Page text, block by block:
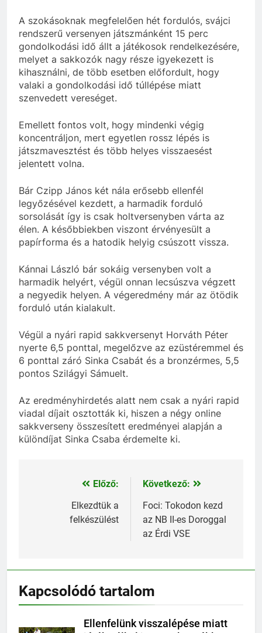
A szokásoknak megfelelően hét fordulós, svájci
rendszerű versenyen játszmánként 15 perc
gondolkodási idő állt a játékosok rendelkezésére,
melyet a sakkozók nagy része igyekezett is
kihasználni, de több esetben előfordult, hogy
valaki a gondolkodási idő túllépése miatt
szenvedett vereséget.
Emellett fontos volt, hogy mindenki végig
koncentráljon, mert egyetlen rossz lépés is
játszmavesztést és több helyes visszaesést
jelentett volna.
Bár Czipp János két nála erősebb ellenfél
legyőzésével kezdett, a harmadik forduló
sorsolását így is csak holtversenyben várta az
élen. A későbbiekben viszont érvényesült a
papírforma és a hatodik helyig csúszott vissza.
Kánnai László bár sokáig versenyben volt a
harmadik helyért, végül onnan lecsúszva végzett
a negyedik helyen. A végeredmény már az ötödik
forduló után kialakult.
Végül a nyári rapid sakkversenyt Horváth Péter
nyerte 6,5 ponttal, megelőzve az ezüstéremmel és
6 ponttal záró Sinka Csabát és a bronzérmes, 5,5
pontos Szilágyi Sámuelt.
Az eredményhirdetés alatt nem csak a nyári rapid
viadal díjait osztották ki, hiszen a négy online
sakkverseny összesített eredményei alapján a
különdíjat Sinka Csaba érdemelte ki.
Bejegyzés
navigáció
Előző:
Elkezdtük a
felkészülést
Következő:
Foci: Tokodon kezd
az NB II-es Doroggal
az Érdi VSE
Kapcsolódó tartalom
Ellenfelünk visszalépése miatt